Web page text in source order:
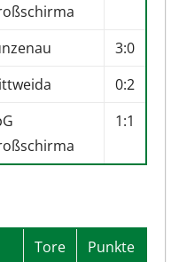
3:0
0:2
1:1
Tore
Punkte